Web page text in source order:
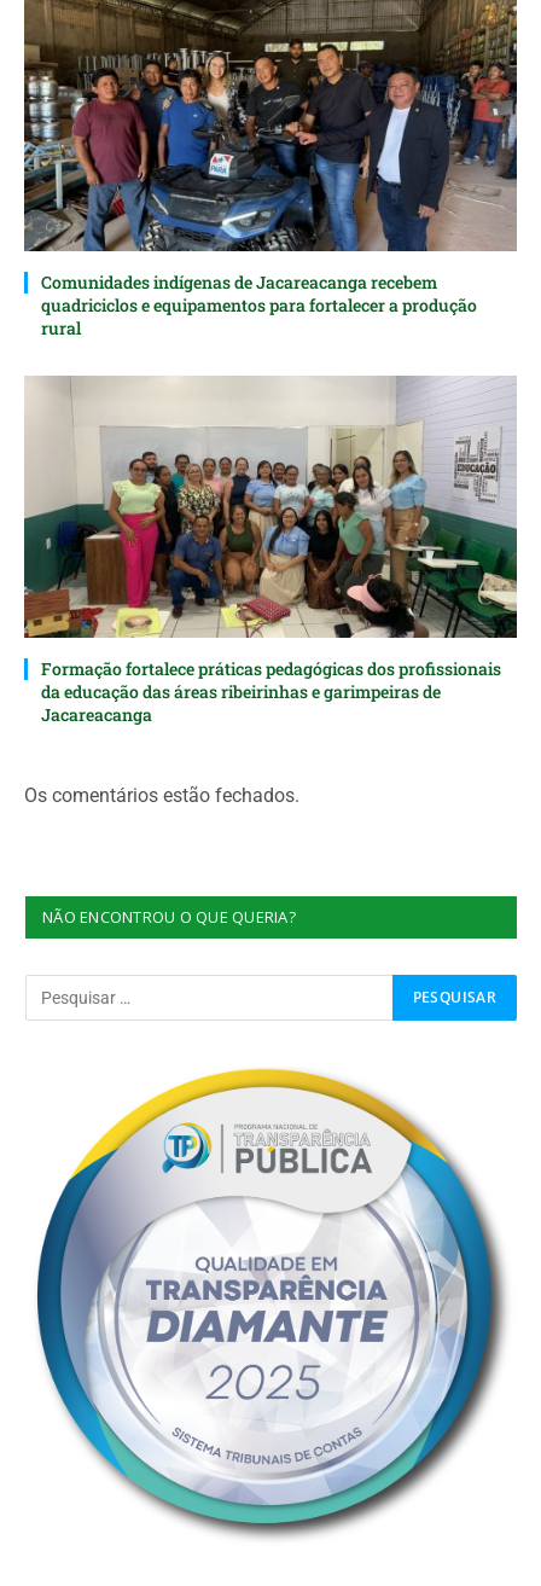
Comunidades indígenas de Jacareacanga recebem
quadriciclos e equipamentos para fortalecer a produção
rural
Formação fortalece práticas pedagógicas dos profissionais
da educação das áreas ribeirinhas e garimpeiras de
Jacareacanga
Os comentários estão fechados.
NÃO ENCONTROU O QUE QUERIA?